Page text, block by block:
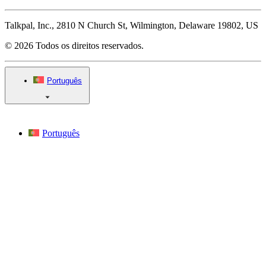
Talkpal, Inc., 2810 N Church St, Wilmington, Delaware 19802, US
© 2026 Todos os direitos reservados.
Português
Português